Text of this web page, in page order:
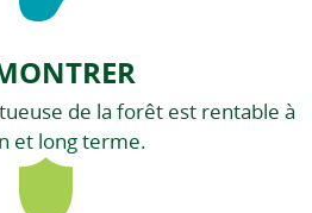
de la forêt est rentable à
et long terme.